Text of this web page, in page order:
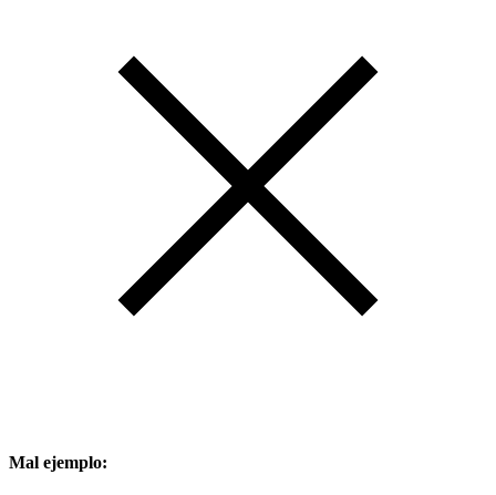
Mal ejemplo: